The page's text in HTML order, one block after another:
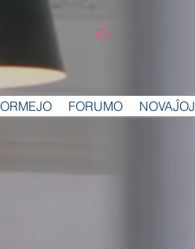
FORUMO NOVAĴOJ